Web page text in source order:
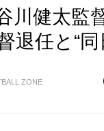
川健太
退任と“
ZONE